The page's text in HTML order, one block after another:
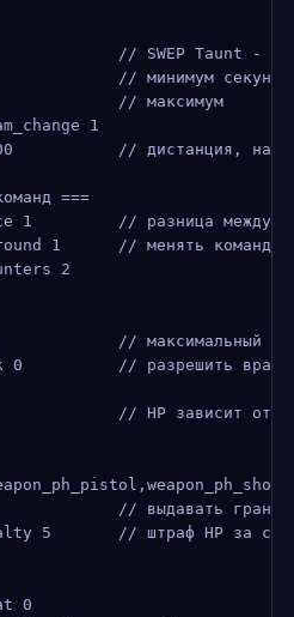
// SWEP Taunt -
// минимум секунд
// максимум
1
// дистанция, на
===
1         // разница между
1      // менять команды
2
// максимальный
0          // разрешить
// HP зависит от
1             // выдавать
5       // штраф HP за
0